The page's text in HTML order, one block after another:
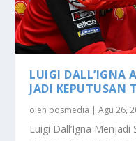
LUIGI DALL’IGNA
JADI KEPUTUSAN
oleh posmedia |Agu 26,
Luigi Dall’Igna